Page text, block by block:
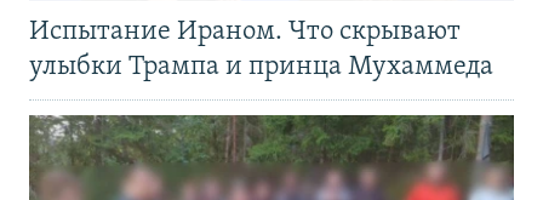
Испытание Ираном. Что скрывают
улыбки Трампа и принца Мухаммеда